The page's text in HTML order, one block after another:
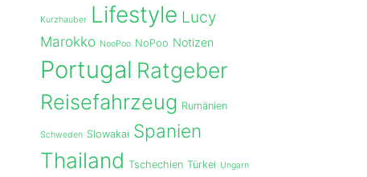
Kurzhauber Lifestyle Lucy
Marokko NooPoo NoPoo Notizen
Portugal Ratgeber
Reisefahrzeug Rumänien
Schweden Slowakai Spanien
Thailand Tschechien Türkei Ungarn